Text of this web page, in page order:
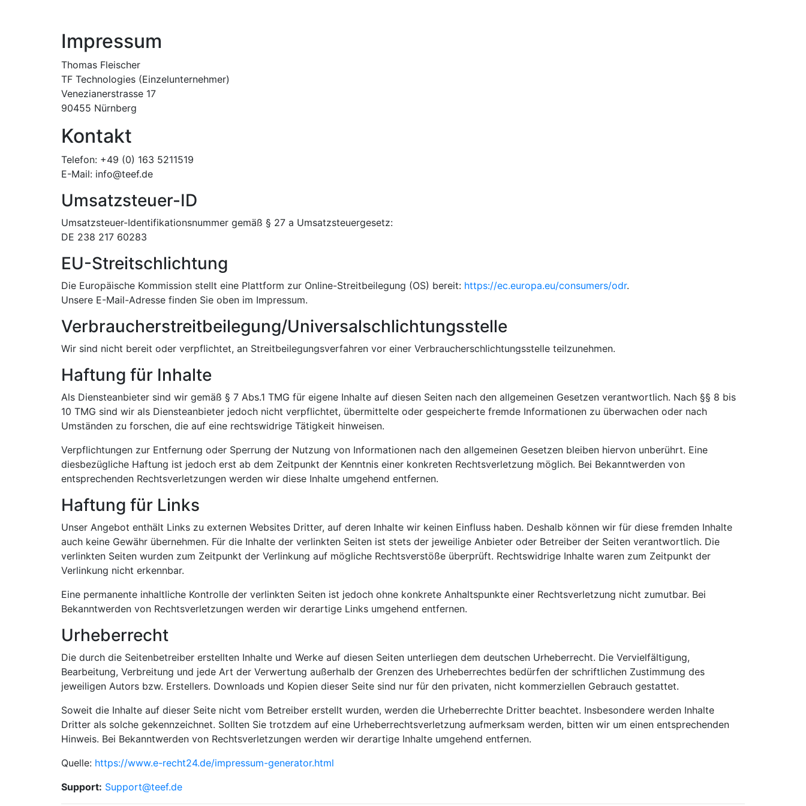
Impressum
Thomas Fleischer
TF Technologies (Einzelunternehmer)
Venezianerstrasse 17
90455 Nürnberg
Kontakt
Telefon: +49 (0) 163 5211519
E-Mail: info@teef.de
Umsatzsteuer-ID
Umsatzsteuer-Identifikationsnummer gemäß § 27 a Umsatzsteuergesetz:
DE 238 217 60283
EU-Streitschlichtung
Die Europäische Kommission stellt eine Plattform zur Online-Streitbeilegung (OS) bereit: https://ec.europa.eu/consumers/odr.
Unsere E-Mail-Adresse finden Sie oben im Impressum.
Verbraucherstreitbeilegung/Universalschlichtungsstelle
Wir sind nicht bereit oder verpflichtet, an Streitbeilegungsverfahren vor einer Verbraucherschlichtungsstelle teilzunehmen.
Haftung für Inhalte
Als Diensteanbieter sind wir gemäß § 7 Abs.1 TMG für eigene Inhalte auf diesen Seiten nach den allgemeinen Gesetzen verantwortlich. Nach §§ 8 bis
10 TMG sind wir als Diensteanbieter jedoch nicht verpflichtet, übermittelte oder gespeicherte fremde Informationen zu überwachen oder nach
Umständen zu forschen, die auf eine rechtswidrige Tätigkeit hinweisen.
Verpflichtungen zur Entfernung oder Sperrung der Nutzung von Informationen nach den allgemeinen Gesetzen bleiben hiervon unberührt. Eine
diesbezügliche Haftung ist jedoch erst ab dem Zeitpunkt der Kenntnis einer konkreten Rechtsverletzung möglich. Bei Bekanntwerden von
entsprechenden Rechtsverletzungen werden wir diese Inhalte umgehend entfernen.
Haftung für Links
Unser Angebot enthält Links zu externen Websites Dritter, auf deren Inhalte wir keinen Einfluss haben. Deshalb können wir für diese fremden Inhalte
auch keine Gewähr übernehmen. Für die Inhalte der verlinkten Seiten ist stets der jeweilige Anbieter oder Betreiber der Seiten verantwortlich. Die
verlinkten Seiten wurden zum Zeitpunkt der Verlinkung auf mögliche Rechtsverstöße überprüft. Rechtswidrige Inhalte waren zum Zeitpunkt der
Verlinkung nicht erkennbar.
Eine permanente inhaltliche Kontrolle der verlinkten Seiten ist jedoch ohne konkrete Anhaltspunkte einer Rechtsverletzung nicht zumutbar. Bei
Bekanntwerden von Rechtsverletzungen werden wir derartige Links umgehend entfernen.
Urheberrecht
Die durch die Seitenbetreiber erstellten Inhalte und Werke auf diesen Seiten unterliegen dem deutschen Urheberrecht. Die Vervielfältigung,
Bearbeitung, Verbreitung und jede Art der Verwertung außerhalb der Grenzen des Urheberrechtes bedürfen der schriftlichen Zustimmung des
jeweiligen Autors bzw. Erstellers. Downloads und Kopien dieser Seite sind nur für den privaten, nicht kommerziellen Gebrauch gestattet.
Soweit die Inhalte auf dieser Seite nicht vom Betreiber erstellt wurden, werden die Urheberrechte Dritter beachtet. Insbesondere werden Inhalte
Dritter als solche gekennzeichnet. Sollten Sie trotzdem auf eine Urheberrechtsverletzung aufmerksam werden, bitten wir um einen entsprechenden
Hinweis. Bei Bekanntwerden von Rechtsverletzungen werden wir derartige Inhalte umgehend entfernen.
Quelle: https://www.e-recht24.de/impressum-generator.html
Support: Support@teef.de